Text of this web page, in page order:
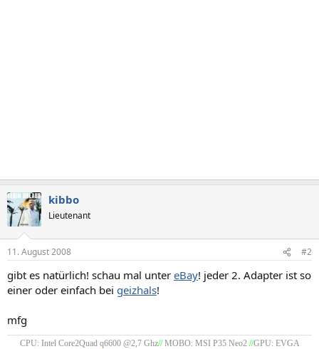
kibbo
Lieutenant
11. August 2008 #2
gibt es natürlich! schau mal unter eBay! jeder 2. Adapter ist so
einer oder einfach bei geizhals!
mfg
CPU: Intel Core2Quad q6600 @2,7 Ghz//MOBO: MSI P35 Neo2 //GPU: EVGA